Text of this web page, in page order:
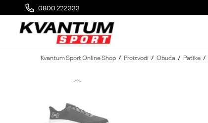
0800 222 333
MOGUĆA ZAMENA 14 DANA OD DOSTAVE
Kvantum Sport Online Shop Proizvodi Obuća Patike